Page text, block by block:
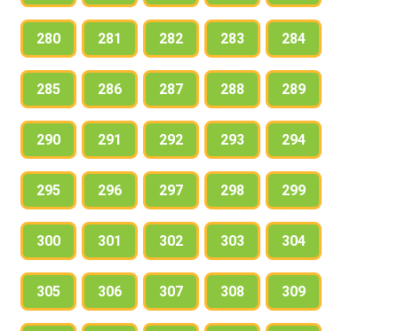
280 281 282 283 284
285 286 287 288 289
290 291 292 293 294
295 296 297 298 299
300 301 302 303 304
305 306 307 308 309